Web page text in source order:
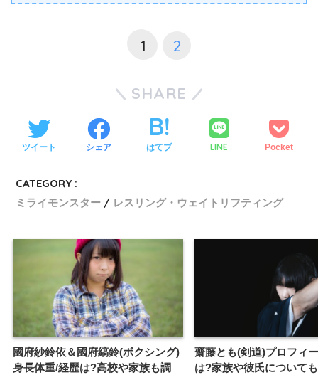
1 2
SHARE
ツイート シェア はてブ LINE Pocket
CATEGORY :
ミライモンスター
レスリング・ウェイトリフティング
國府紗鈴依＆國府縞鈴(ボクシング)
身長体重/経歴は?高校や家族も調
齋藤とも(剣道)プロフィ
は?家族や彼氏について